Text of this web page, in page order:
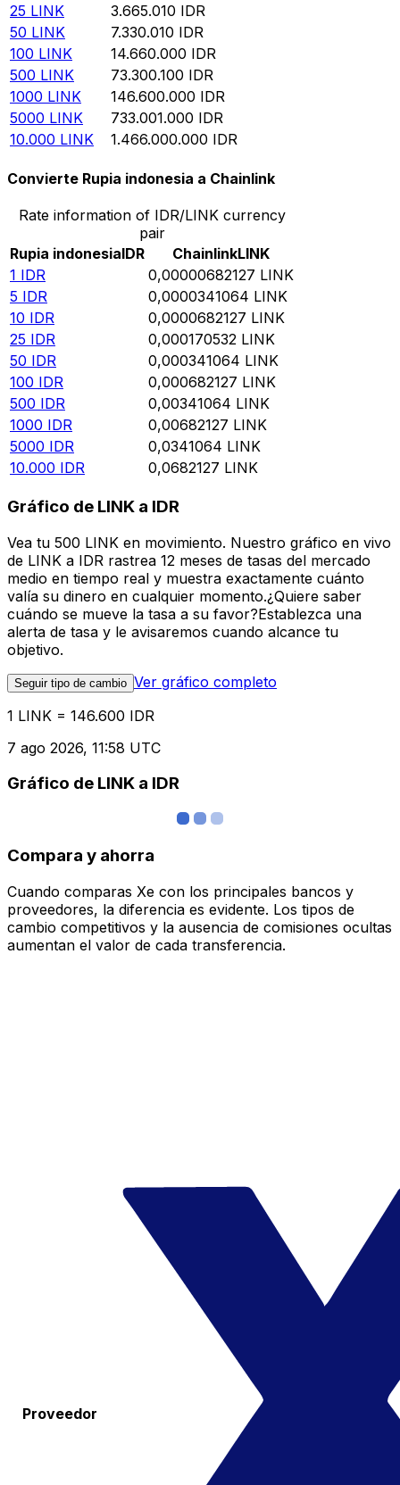
25 LINK 3.665.010 IDR
50 LINK 7.330.010 IDR
100 LINK 14.660.000 IDR
500 LINK 73.300.100 IDR
1000 LINK 146.600.000 IDR
5000 LINK 733.001.000 IDR
10.000 LINK 1.466.000.000 IDR
Convierte Rupia indonesia a Chainlink
Rate information of IDR/LINK currency
pair
Rupia indonesiaIDR ChainlinkLINK
1 IDR 0,00000682127 LINK
5 IDR 0,0000341064 LINK
10 IDR 0,0000682127 LINK
25 IDR 0,000170532 LINK
50 IDR 0,000341064 LINK
100 IDR 0,000682127 LINK
500 IDR 0,00341064 LINK
1000 IDR 0,00682127 LINK
5000 IDR 0,0341064 LINK
10.000 IDR 0,0682127 LINK
Gráfico de LINK a IDR
Vea tu 500 LINK en movimiento. Nuestro gráfico en vivo
de LINK a IDR rastrea 12 meses de tasas del mercado
medio en tiempo real y muestra exactamente cuánto
valía su dinero en cualquier momento.¿Quiere saber
cuándo se mueve la tasa a su favor?Establezca una
alerta de tasa y le avisaremos cuando alcance tu
objetivo.
Seguir tipo de cambio Ver gráfico completo
1 LINK = 146.600 IDR
7 ago 2026, 11:58 UTC
Gráfico de LINK a IDR
Compara y ahorra
Cuando comparas Xe con los principales bancos y
proveedores, la diferencia es evidente. Los tipos de
cambio competitivos y la ausencia de comisiones ocultas
aumentan el valor de cada transferencia.
Proveedor